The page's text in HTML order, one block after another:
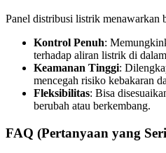
Panel distribusi listrik menawarkan
Kontrol Penuh:
terhadap aliran listrik di
Keamanan Tinggi:
mencegah risiko kebakaran
Fleksibilitas: Bisa
berubah atau berkembang.
FAQ (Pertanyaan yang